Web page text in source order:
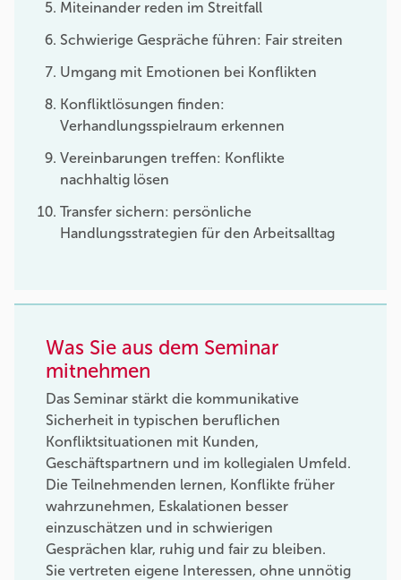
Miteinander reden im Streitfall
Schwierige Gespräche führen: Fair streiten
Umgang mit Emotionen bei Konflikten
Konfliktlösungen finden:
Verhandlungsspielraum erkennen
Vereinbarungen treffen: Konflikte
nachhaltig lösen
Transfer sichern: persönliche
Handlungsstrategien für den Arbeitsalltag
Was Sie aus dem Seminar
mitnehmen
Das Seminar stärkt die kommunikative
Sicherheit in typischen beruflichen
Konfliktsituationen mit Kunden,
Geschäftspartnern und im kollegialen Umfeld.
Die Teilnehmenden lernen, Konflikte früher
wahrzunehmen, Eskalationen besser
einzuschätzen und in schwierigen
Gesprächen klar, ruhig und fair zu bleiben.
Sie vertreten eigene Interessen, ohne unnötig